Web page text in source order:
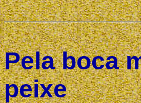
Pela boca
peixe